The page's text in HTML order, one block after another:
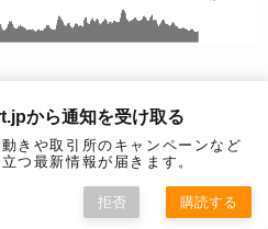
いて、多くの人が期待し
から通知を受け取る
きや取引所のキャンペーンなど
つ最新情報が届きます。
拒否 購読する